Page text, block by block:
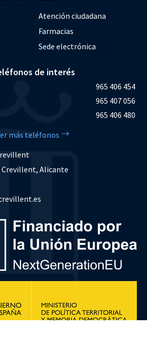
Atención ciudadana
Farmacias
Sede electrónica
de interés
965 406 454
965 407 056
965 406 480
más teléfonos
Crevillent, Alicante